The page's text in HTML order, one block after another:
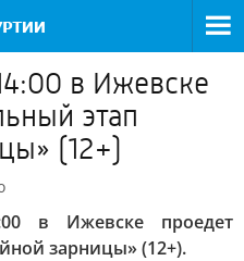
в Ижевске
этап
(12+)
в Ижевске проедет
зарницы» (12+).